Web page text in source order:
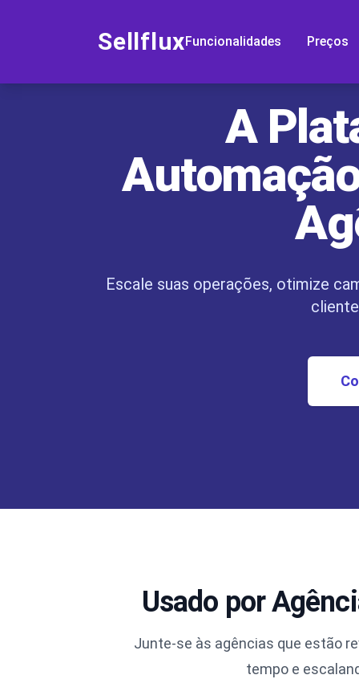
SellfluxFuncionalidades Preços
A
Escale suas operações, otimize
Usado por
Junte-se às agências que estão
tempo e